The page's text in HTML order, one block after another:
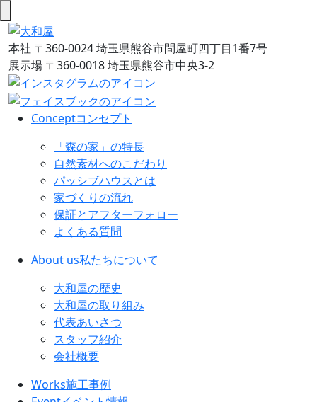
本社 〒360-0024 埼玉県熊谷市問屋町四丁目1番7号
展示場 〒360-0018 埼玉県熊谷市中央3-2
Conceptコンセプト
「森の家」の特長
自然素材へのこだわり
パッシブハウスとは
家づくりの流れ
保証とアフターフォロー
よくある質問
About us私たちについて
大和屋の歴史
大和屋の取り組み
代表あいさつ
スタッフ紹介
会社概要
Works施工事例